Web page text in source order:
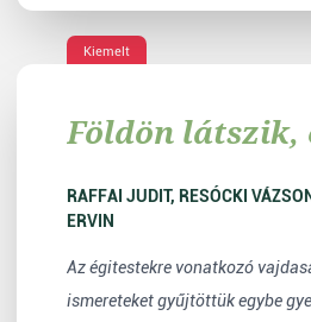
Kiemelt
Földön látszik,
RAFFAI JUDIT, RESÓCKI VÁZSONYI CSILLA, KANYÓ
ERVIN
Az égitestekre vonatkozó
ismereteket gyűjtöttük egybe